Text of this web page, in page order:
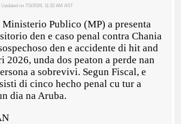
| Updated on 7/3/2026, 11:32 AM AST
Ministerio Publico (MP) a presenta
den e caso penal contra Chania
den e accidente di hit and
2026, unda dos peaton a perde nan
a sobrevivi. Segun Fiscal, e
di cinco hecho penal cu tur a
dia na Aruba.